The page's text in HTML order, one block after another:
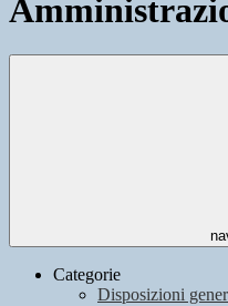
Categorie
Disposizioni